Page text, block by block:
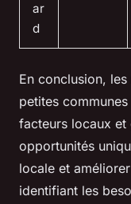
ar
d
En conclusion,
petites
facteurs locaux
opportunités
locale et
identifiant les